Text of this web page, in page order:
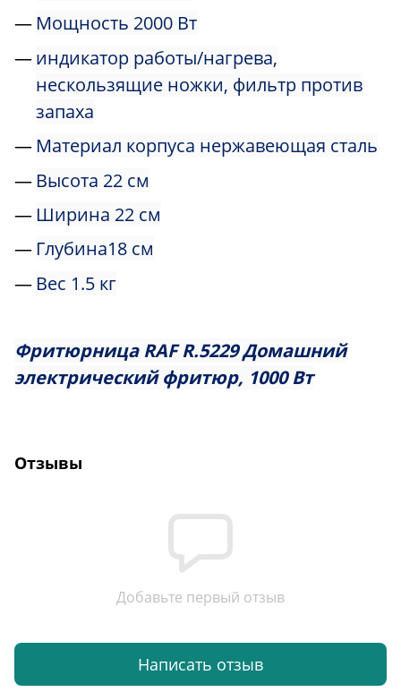
Мощность 2000 Вт
индикатор работы/нагрева,
нескользящие ножки, фильтр против
запаха
Материал корпуса нержавеющая сталь
Высота 22 см
Ширина 22 см
Глубина18 см
Вес 1.5 кг
Фритюрница RAF R.5229Домашний
электрический фритюр, 1000Вт
Отзывы
Добавьте первый отзыв
Написать отзыв